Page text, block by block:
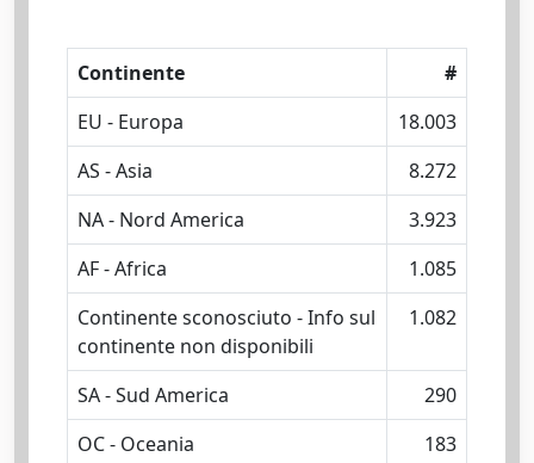
Continente
#
EU - Europa
18.003
AS - Asia
8.272
NA - Nord America
3.923
AF - Africa
1.085
Continente sconosciuto - Info sul
continente non disponibili
1.082
SA - Sud America
290
OC - Oceania
183